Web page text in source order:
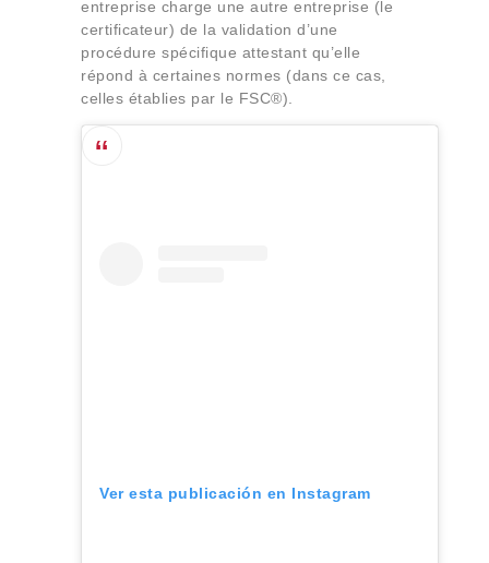
entreprise charge une autre entreprise (le
certificateur) de la validation d’une
procédure spécifique attestant qu’elle
répond à certaines normes (dans ce cas,
celles établies par le FSC®).
Ver esta publicación en Instagram